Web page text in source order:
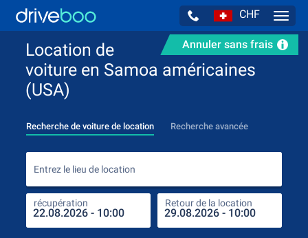
CHF
Annuler sans frais
Location de
voiture en Samoa américaines
(USA)
Recherche de voiture de location Recherche avancée
Entrez le lieu de location
récupération Retour de la location